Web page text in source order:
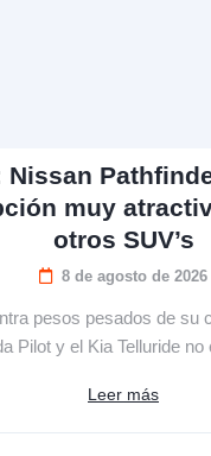
Nissan
muy
otros SUV’s
8 de agosto de 2026
pesos pesados de su
Pilot y el Kia Telluride no
Leer más